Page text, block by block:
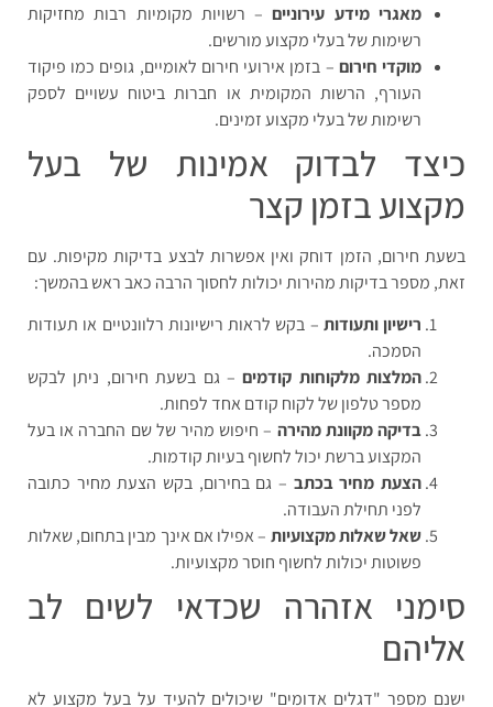
מאגרי מידע עירוניים– רשויות מקומיות רבות מחזיקות
רשימות של בעלי מקצוע מורשים.
מוקדי חירום – בזמן אירועי חירום לאומיים, גופים כמו פיקוד
העורף, הרשות המקומית או חברות ביטוח עשויים לספק
רשימות של בעלי מקצוע זמינים.
כיצד לבדוק אמינות של בעל
מקצוע בזמן קצר
בשעת חירום, הזמן דוחק ואין אפשרות לבצע בדיקות מקיפות. עם
זאת, מספר בדיקות מהירות יכולות לחסוך הרבה כאב ראש בהמשך:
רישיון ותעודות – בקש לראות רישיונות רלוונטיים או תעודות
הסמכה.
המלצות מלקוחות קודמים– גם בשעת חירום, ניתן לבקש
מספר טלפון של לקוח קודם אחד לפחות.
בדיקה מקוונת מהירה – חיפוש מהיר של שם החברה או בעל
המקצוע ברשת יכול לחשוף בעיות קודמות.
הצעת מחיר בכתב – גם בחירום, בקש הצעת מחיר כתובה
לפני תחילת העבודה.
שאל שאלות מקצועיות – אפילו אם אינך מבין בתחום, שאלות
פשוטות יכולות לחשוף חוסר מקצועיות.
סימני אזהרה שכדאי לשים לב
אליהם
ישנם מספר "דגלים אדומים" שיכולים להעיד על בעל מקצוע לא